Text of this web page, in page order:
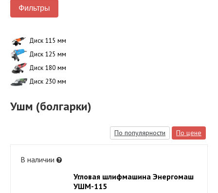
Фильтры
Диск 115 мм
Диск 125 мм
Диск 180 мм
Диск 230 мм
Ушм (болгарки)
По популярности По цене
В наличии
Угловая шлифмашина Энергомаш
УШМ-115